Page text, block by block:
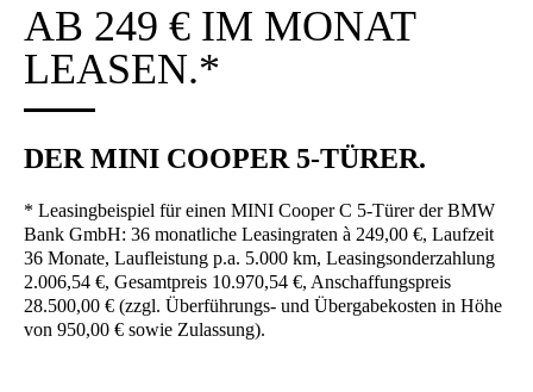
AB 249 € IM MONAT
LEA­SEN.*
DER MINI COO­PER 5-TÜRER.
* Lea­sing­bei­spiel für einen MINI Coo­per C 5-Türer der BMW
Bank GmbH: 36 monat­li­che Lea­sing­ra­ten à 249,00 €, Lauf­zeit
36 Mona­te, Lauf­leis­tung p.a. 5.000 km, Lea­sing­son­der­zah­lung
2.006,54 €, Gesamt­preis 10.970,54 €, Anschaf­fungs­preis
28.500,00 € (zzgl. Über­füh­rungs- und Über­ga­be­kos­ten in Höhe
von 950,00 € sowie Zulas­sung).